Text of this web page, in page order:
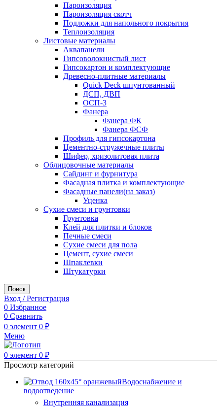
Пароизоляция
Пароизоляция скотч
Подложки для напольного покрытия
Теплоизоляция
Листовые материалы
Аквапанели
Гипсоволокнистый лист
Гипсокартон и комплектующие
Древесно-плитные материалы
Quick Deck шпунтованный
ДСП, ДВП
ОСП-3
Фанера
Фанера ФК
Фанера ФСФ
Профиль для гипсокартона
Цементно-стружечные плиты
Шифер, хризолитовая плита
Облицовочные материалы
Сайдинг и фурнитура
Фасадная плитка и комплектующие
Фасадные панели(на заказ)
Уценка
Сухие смеси и грунтовки
Грунтовка
Клей для плитки и блоков
Печные смеси
Сухие смеси для пола
Цемент, сухие смеси
Шпаклевки
Штукатурки
Поиск
Вход / Регистрация
0 Избранное
0 Сравнить
0 элемент 0 ₽
Меню
0 элемент 0 ₽
Просмотр категорий
Водоснабжение и
водоотведение
Внутренняя канализация